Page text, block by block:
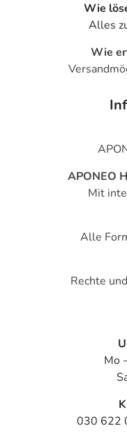
Wie
Alles
Wie
APONEO
Mit
Alle
Rechte
Mo
030 622